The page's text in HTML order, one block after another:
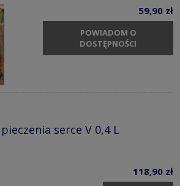
59,90 zł
POWIADOM O
DOSTĘPNOŚCI
serce V 0,4 L
118,90 zł